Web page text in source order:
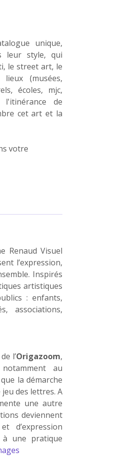
unique,
leur style, qui
le street art, le
(musées,
écoles, mjc,
de
cet art et la
votre
Renaud Visuel
l’expression,
Inspirés
artistiques
: enfants,
associations,
l’Origazoom,
au
la démarche
des lettres. A
une autre
deviennent
d’expression
une pratique